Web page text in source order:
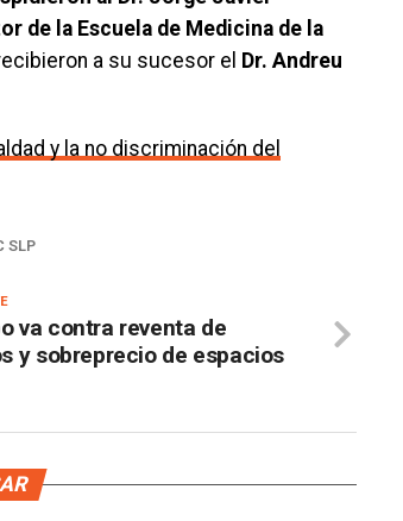
de la Escuela de Medicina de la
a su sucesor el Dr. Andreu
y la no discriminación del
SLP
va contra reventa de
y sobreprecio de espacios